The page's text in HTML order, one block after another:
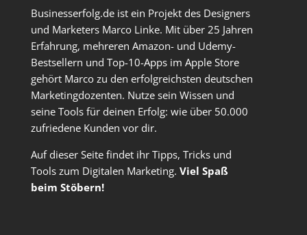
Businesserfolg.de ist ein Projekt des Designers
und Marketers Marco Linke. Mit über 25 Jahren
Erfahrung, mehreren Amazon- und Udemy-
Bestsellern und Top-10-Apps im Apple Store
gehört Marco zu den erfolgreichsten deutschen
Marketingdozenten. Nutze sein Wissen und
seine Tools für deinen Erfolg: wie über 50.000
zufriedene Kunden vor dir.
Auf dieser Seite findet ihr Tipps, Tricks und
Tools zum Digitalen Marketing. Viel Spaß
beim Stöbern!